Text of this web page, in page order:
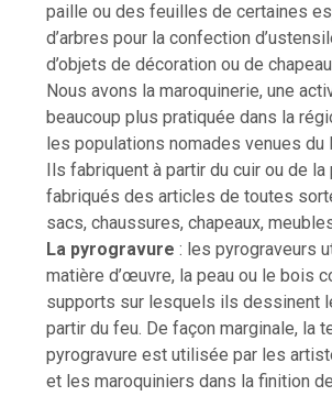
paille ou des feuilles de certaines
d’arbres pour la confection
d’objets de décoration ou de
Nous avons la maroquinerie, une
beaucoup plus pratiquée dans la
les populations nomades venues du
Ils fabriquent à partir du cuir ou de la
fabriqués des articles de toutes
sacs, chaussures, chapeaux,
La pyrogravure : les pyrograveurs
matière d’œuvre, la peau ou le bois
supports sur lesquels ils dessinent
partir du feu. De façon marginale, la
pyrogravure est utilisée par les
et les maroquiniers dans la finition